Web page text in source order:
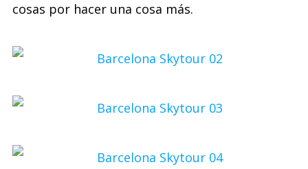
cosas por hacer una cosa más.